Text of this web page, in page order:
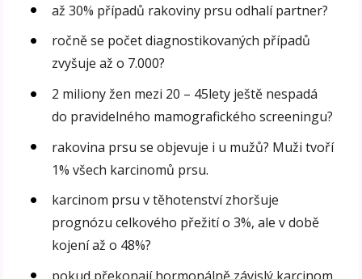
až 30% případů rakoviny prsu odhalí partner?
ročně se počet diagnostikovaných případů
zvyšuje až o 7.000?
2 miliony žen mezi 20 – 45lety ještě nespadá
do pravidelného mamografického screeningu?
rakovina prsu se objevuje i u mužů? Muži tvoří
1% všech karcinomů prsu.
karcinom prsu v těhotenství zhoršuje
prognózu celkového přežití o 3%, ale v době
kojení až o 48%?